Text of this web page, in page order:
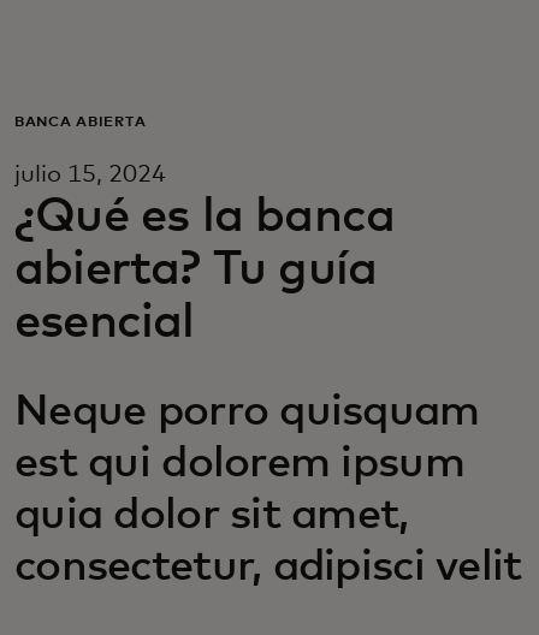
Para empresas
Para el mundo
Para innovadores
BANCA ABIERTA
julio 15, 2024
¿Qué es la banca
abierta? Tu guía
esencial
Neque porro quisquam
est qui dolorem ipsum
quia dolor sit amet,
consectetur, adipisci velit